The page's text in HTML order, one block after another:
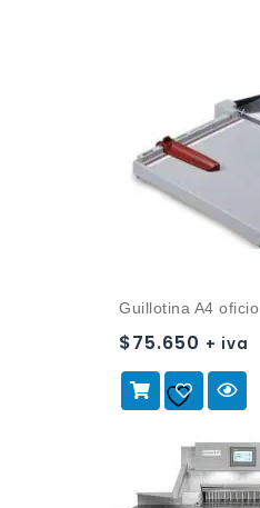
Guillotina A4 oficio
$75.650 + iva